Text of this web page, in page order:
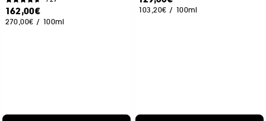
162,00€
270,00€ / 100ml
103,20€ / 100ml